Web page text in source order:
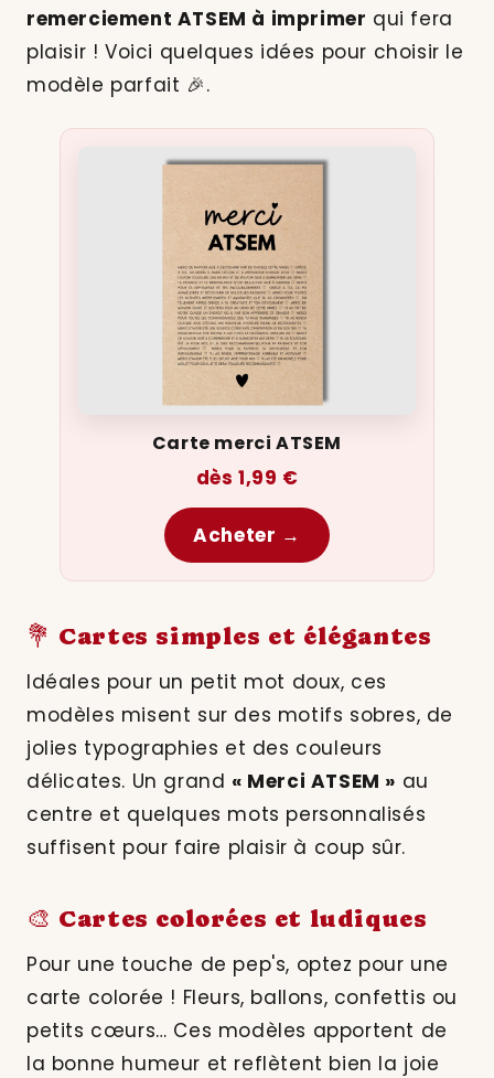
remerciement ATSEM à imprimer qui fera
plaisir ! Voici quelques idées pour choisir le
modèle parfait 🎉.
Carte merci ATSEM
dès 1,99 €
Acheter →
💐 Cartes simples et élégantes
Idéales pour un petit mot doux, ces
modèles misent sur des motifs sobres, de
jolies typographies et des couleurs
délicates. Un grand « Merci ATSEM » au
centre et quelques mots personnalisés
suffisent pour faire plaisir à coup sûr.
🎨 Cartes colorées et ludiques
Pour une touche de pep's, optez pour une
carte colorée ! Fleurs, ballons, confettis ou
petits cœurs… Ces modèles apportent de
la bonne humeur et reflètent bien la joie